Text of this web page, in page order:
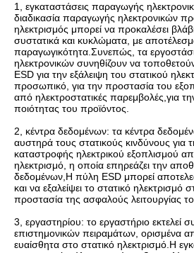
1, εγκαταστάσεις παραγωγής
διαδικασία παραγωγής ηλεκτρονικών
ηλεκτρισμός μπορεί να προκαλέσει
συστατικά και κυκλώματα, με
παραγωγικότητα.Συνεπώς, τα
ηλεκτρονικών συνηθίζουν να
ESD για την εξάλειψη του στατικού
προσωπικό, για την προστασία του
από ηλεκτροστατικές παρεμβολές,για
ποιότητας του προϊόντος.
2, κέντρα δεδομένων: τα κέντρα
αυστηρά τους στατικούς κινδύνους για
καταστροφής ηλεκτρικού εξοπλισμού
ηλεκτρισμό, η οποία επηρεάζει την
δεδομένων,Η πύλη ESD μπορεί
και να εξαλείψει το στατικό
προστασία της ασφαλούς λειτουργίας
3, εργαστηρίου: το εργαστήριο εκτελεί
επιστημονικών πειραμάτων, ορισμένα
ευαίσθητα στο στατικό ηλεκτρισμό.Η